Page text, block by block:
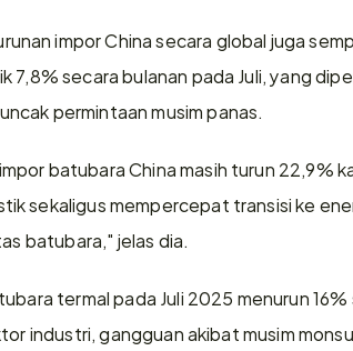
impor China secara global juga
7,8% secara bulanan pada Juli, yang
permintaan musim panas.
batubara China masih turun 22,9%
sekaligus mempercepat transisi ke
batubara," jelas dia.
termal pada Juli 2025 menurun
industri, gangguan akibat musim